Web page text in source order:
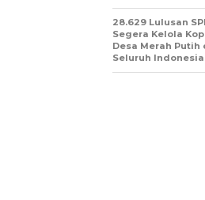
28.629 Lulusan
Segera Kelola
Desa Merah Putih
Seluruh Indonesia